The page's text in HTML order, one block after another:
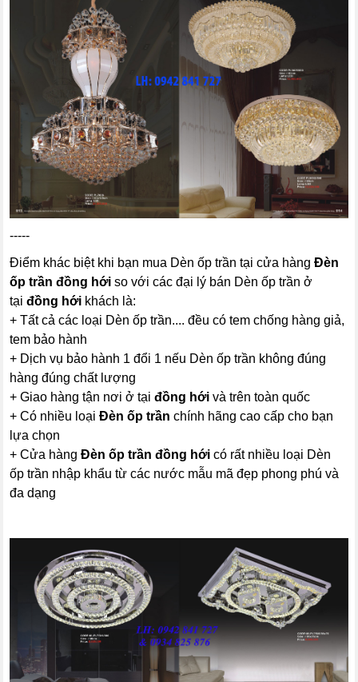
-----
Điểm khác biệt khi bạn mua Dèn ốp trần tại cửa hàngĐèn
ốp trần đồng hới so với các đại lý bán Dèn ốp trần ở
tạiđồng hới khách là:
+ Tất cả các loại Dèn ốp trần.... đều có tem chống hàng giả,
tem bảo hành
+ Dịch vụ bảo hành 1 đổi 1 nếu Dèn ốp trần không đúng
hàng đúng chất lượng
+ Giao hàng tận nơi ở tạiđồng hới và trên toàn quốc
+ Có nhiều loạiĐèn ốp trần chính hãng cao cấp cho bạn
lựa chọn
+ Cửa hàngĐèn ốp trần đồng hới có rất nhiều loại Dèn
ốp trần nhập khẩu từ các nước mẫu mã đẹp phong phú và
đa dạng